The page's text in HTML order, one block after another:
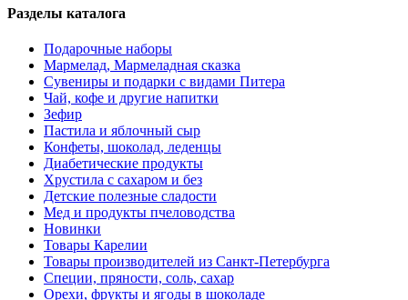
Разделы каталога
Подарочные наборы
Мармелад, Мармеладная сказка
Сувениры и подарки с видами Питера
Чай, кофе и другие напитки
Зефир
Пастила и яблочный сыр
Конфеты, шоколад, леденцы
Диабетические продукты
Хрустила с сахаром и без
Детские полезные сладости
Мед и продукты пчеловодства
Новинки
Товары Карелии
Товары производителей из Санкт-Петербурга
Специи, пряности, соль, сахар
Орехи, фрукты и ягоды в шоколаде